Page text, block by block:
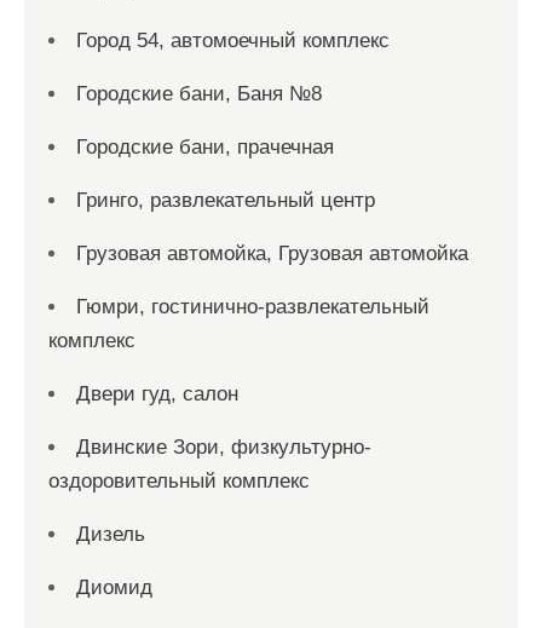
Город 54, автомоечный комплекс
Городские бани, Баня №8
Городские бани, прачечная
Гринго, развлекательный центр
Грузовая автомойка, Грузовая автомойка
Гюмри, гостинично-развлекательный
комплекс
Двери гуд, салон
Двинские Зори, физкультурно-
оздоровительный комплекс
Дизель
Диомид